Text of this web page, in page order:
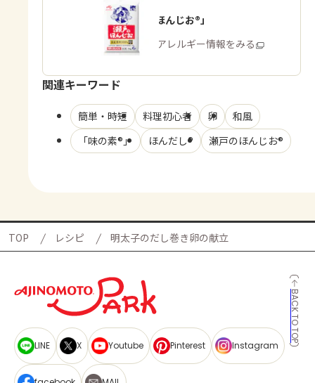
「瀬戸のほんじお®」
商品・アレルギー情報をみる
関連キーワード
簡単・時短 料理初心者 卵
和風
「味の素®」
ほんだし® 瀬戸のほんじお®
TOP レシピ 明太子のだし巻き卵の献立
BACK TO TOP
LINE X Youtube Pinterest Instagram